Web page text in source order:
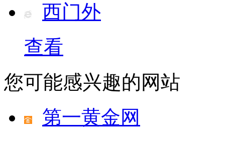
西门外
查看
您可能感兴趣的网站
第一黄金网